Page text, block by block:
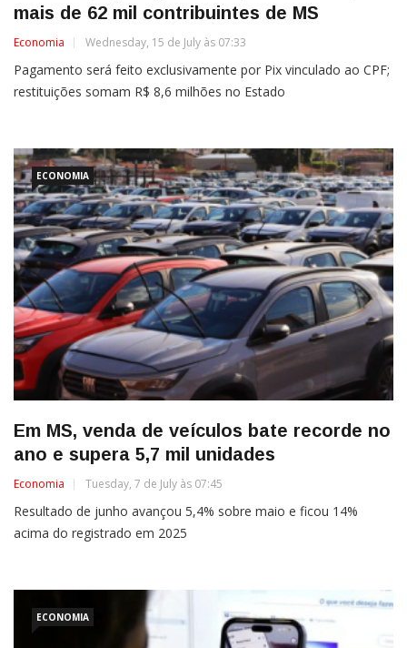
mais de 62 mil contribuintes de MS
Economia Wednesday, 15 de July às 07:33
Pagamento será feito exclusivamente por Pix vinculado ao CPF;
restituições somam R$ 8,6 milhões no Estado
ECONOMIA
Em MS, venda de veículos bate recorde no
ano e supera 5,7 mil unidades
Economia Tuesday, 7 de July às 07:45
Resultado de junho avançou 5,4% sobre maio e ficou 14%
acima do registrado em 2025
ECONOMIA